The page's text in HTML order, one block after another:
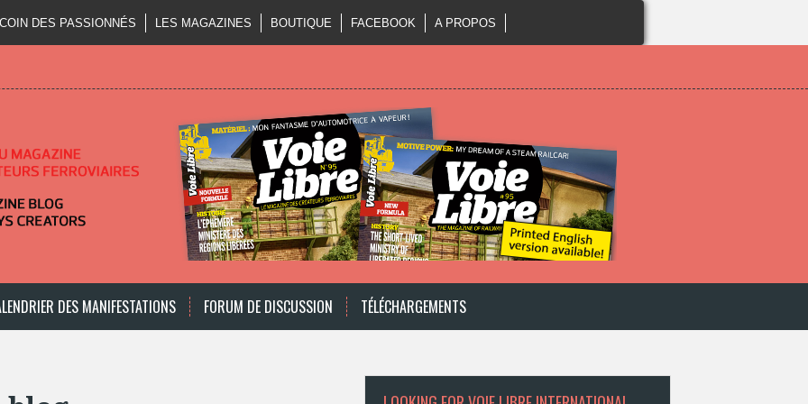
DES PASSIONNÉS LES MAGAZINES BOUTIQUE FACEBOOK A PROPOS
DES MANIFESTATIONS FORUM DE DISCUSSION TÉLÉCHARGEMENTS